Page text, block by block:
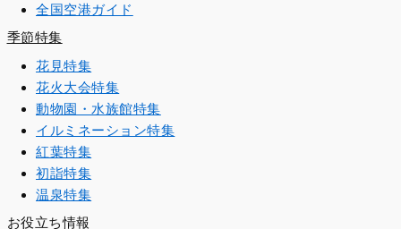
全国空港ガイド
季節特集
花見特集
花火大会特集
動物園・水族館特集
イルミネーション特集
紅葉特集
初詣特集
温泉特集
お役立ち情報